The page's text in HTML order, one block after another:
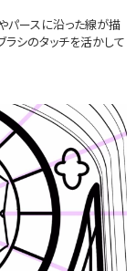
パースに沿った線が描
ラシのタッチを活かして